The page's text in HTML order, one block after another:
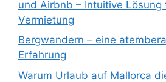
und Airbnb – Intuitive Lösung
Vermietung
Bergwandern – eine
Erfahrung
Warum Urlaub auf Mallorca